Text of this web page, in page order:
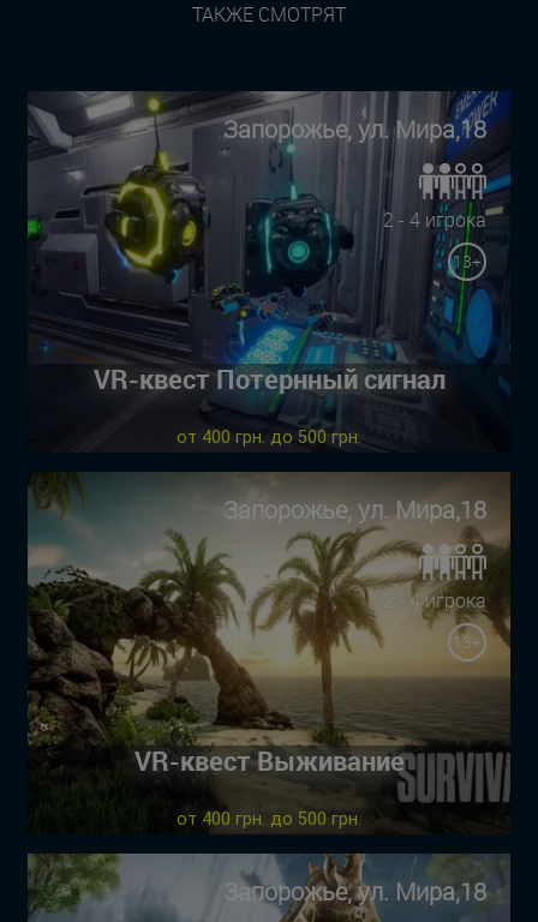
ТАКЖЕ СМОТРЯТ
Запорожье, ул. Мира,18
2 - 4 игрока
13+
VR-квест Потернный сигнал
от 400 грн. до 500 грн.
Запорожье, ул. Мира,18
2 - 4 игрока
13+
VR-квест Выживание
от 400 грн. до 500 грн.
Запорожье, ул. Мира,18